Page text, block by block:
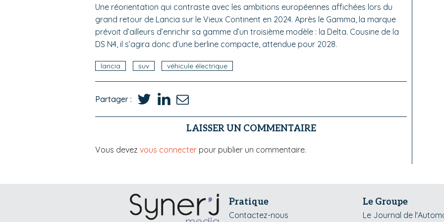
Une réorientation qui contraste avec les ambitions européennes affichées lors du
grand retour de Lancia sur le Vieux Continent en 2024. Après le Gamma, la marque
prévoit d’ailleurs d’enrichir sa gamme d’un troisième modèle : la Delta. Cousine de la
DS N4, il s’agira donc d’une berline compacte, attendue pour 2028.
lancia suv véhicule électrique
Partager :
LAISSER UN COMMENTAIRE
Vous devez vous connecter pour publier un commentaire.
Pratique
Contactez-nous
Le Groupe
Le Journal de